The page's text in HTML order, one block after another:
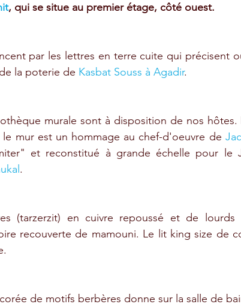
, qui se situe au premier étage, côté ouest.
par les lettres en terre cuite qui précisent
la poterie de Kasbat Souss à Agadir.
murale sont à disposition de nos
mur est un hommage au chef-d'oeuvre de
et reconstitué à grande échelle pour le
.
(tarzerzit) en cuivre repoussé et de lourds
recouverte de mamouni. Le lit king size de
de motifs berbères donne sur la salle de